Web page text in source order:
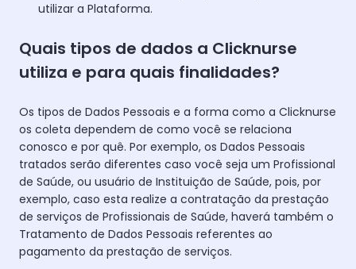
utilizar a Plataforma.
Quais tipos de dados a Clicknurse
utiliza e para quais finalidades?
Os tipos de Dados Pessoais e a forma como a Clicknurse
os coleta dependem de como você se relaciona
conosco e por quê. Por exemplo, os Dados Pessoais
tratados serão diferentes caso você seja um Profissional
de Saúde, ou usuário de Instituição de Saúde, pois, por
exemplo, caso esta realize a contratação da prestação
de serviços de Profissionais de Saúde, haverá também o
Tratamento de Dados Pessoais referentes ao
pagamento da prestação de serviços.